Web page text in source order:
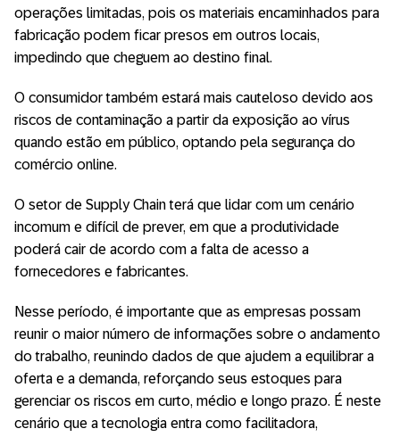
operações limitadas, pois os materiais encaminhados para
fabricação podem ficar presos em outros locais,
impedindo que cheguem ao destino final.
O consumidor também estará mais cauteloso devido aos
riscos de contaminação a partir da exposição ao vírus
quando estão em público, optando pela segurança do
comércio online.
O setor de Supply Chain terá que lidar com um cenário
incomum e difícil de prever, em que a produtividade
poderá cair de acordo com a falta de acesso a
fornecedores e fabricantes.
Nesse período, é importante que as empresas possam
reunir o maior número de informações sobre o andamento
do trabalho, reunindo dados de que ajudem a equilibrar a
oferta e a demanda, reforçando seus estoques para
gerenciar os riscos em curto, médio e longo prazo. É neste
cenário que a tecnologia entra como facilitadora,